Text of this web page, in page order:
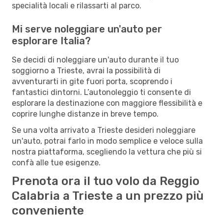
specialità locali e rilassarti al parco.
Mi serve noleggiare un'auto per
esplorare Italia?
Se decidi di noleggiare un'auto durante il tuo
soggiorno a Trieste, avrai la possibilità di
avventurarti in gite fuori porta, scoprendo i
fantastici dintorni. L’autonoleggio ti consente di
esplorare la destinazione con maggiore flessibilità e
coprire lunghe distanze in breve tempo.
Se una volta arrivato a Trieste desideri noleggiare
un'auto, potrai farlo in modo semplice e veloce sulla
nostra piattaforma, scegliendo la vettura che più si
confà alle tue esigenze.
Prenota ora il tuo volo da Reggio
Calabria a Trieste a un prezzo più
conveniente